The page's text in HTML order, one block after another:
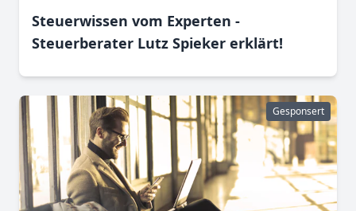
Steuerwissen vom Experten -
Steuerberater Lutz Spieker erklärt!
Gesponsert